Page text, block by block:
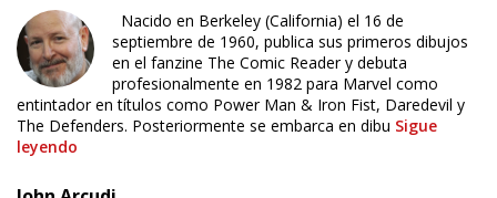
Nacido en Berkeley (California) el 16 de
septiembre de 1960, publica sus primeros dibujos
en el fanzine The Comic Reader y debuta
profesionalmente en 1982 para Marvel como
entintador en títulos como Power Man & Iron Fist, Daredevil y
The Defenders. Posteriormente se embarca en dibu Sigue
leyendo